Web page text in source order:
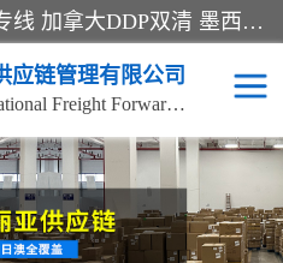
欧洲海运双清包税 美国*专线 加拿大DDP双清 墨西哥跨境空运 澳大利亚专线物流 跨境电商物流服务 国际快递到门服务 海运*渠道 一站式跨境物流解决方案 TikTok/SHEIN专线 电商平台FBA头程运输 国际铁路运输欧洲 UPS/DDHL/联邦快递跨境 美国双清到门物流 跨境*运输
应链管理有限公司
Yiwu Celia International Freight Forwarding Co., Ltd
欧洲卡航